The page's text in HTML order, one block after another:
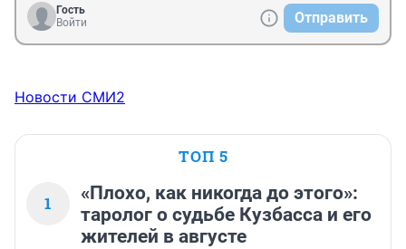
Гость
Войти
Отправить
Новости СМИ2
ТОП 5
1
«Плохо, как никогда до этого»:
таролог о судьбе Кузбасса и его
жителей в августе